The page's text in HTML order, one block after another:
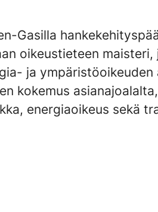
Gasilla
oikeustieteen maisteri,
ja ympäristöoikeuden
kokemus
energiaoikeus sekä